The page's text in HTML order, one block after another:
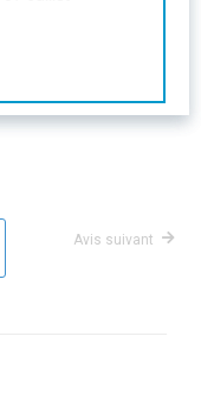
Avis suivant